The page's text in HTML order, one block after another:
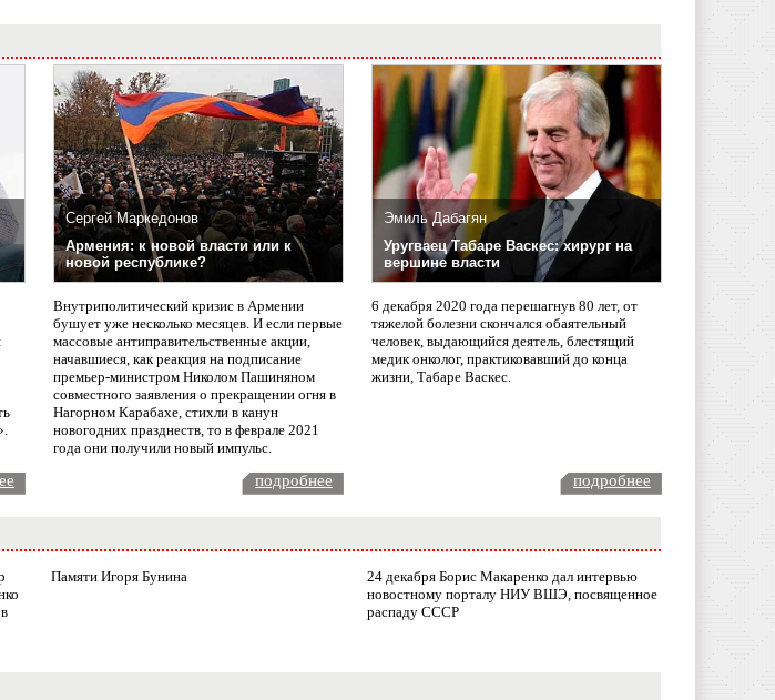
Сергей Маркедонов
Армения: к новой власти или к
новой республике?
Внутриполитический кризис в Армении
бушует уже несколько месяцев. И если первые
массовые антиправительственные акции,
начавшиеся, как реакция на подписание
премьер-министром Николом Пашиняном
совместного заявления о прекращении огня в
Нагорном Карабахе, стихли в канун
новогодних празднеств, то в феврале 2021
года они получили новый импульс.
Эмиль Дабагян
Уругваец Табаре Васкес: хирург на
вершине власти
6 декабря 2020 года перешагнув 80 лет, от
тяжелой болезни скончался обаятельный
человек, выдающийся деятель, блестящий
медик онколог, практиковавший до конца
жизни, Табаре Васкес.
подробнее подробнее
Памяти Игоря Бунина
24 декабря Борис Макаренко дал интервью
новостному порталу НИУ ВШЭ, посвященное
распаду СССР